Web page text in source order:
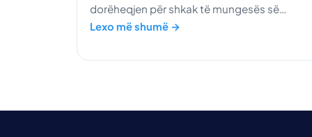
dorëheqjen për shkak të mungesës së
trajnimit në kompaninë e tyre? Le të shtojmë
qëndronin nëse do t'u ofroheshin mundësi
ka bërë të qartë […]
Lexo më shumë →